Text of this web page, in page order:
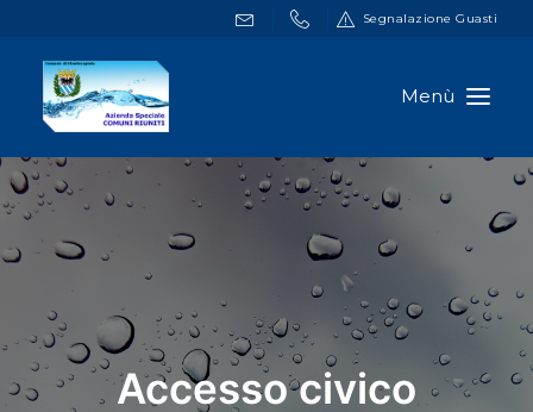
Segnalazione Guasti
HOME
DOCUMENTI
NOTIZIE
A.S.C.R.
CONTATTIAccesso civico